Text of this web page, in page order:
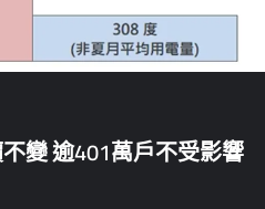
變 逾401萬戶不受影響